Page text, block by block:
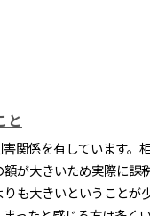
と
関係を有しています。
が大きいため実際に課
も大きいということが